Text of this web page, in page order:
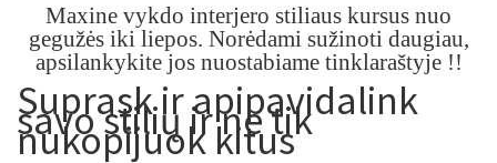
Maxine vykdo interjero stiliaus kursus nuo
gegužės iki liepos. Norėdami sužinoti daugiau,
apsilankykite jos nuostabiame tinklaraštyje !!
Suprask ir apipavidalink
savo stilių ir ne tik
nukopijuok kitus